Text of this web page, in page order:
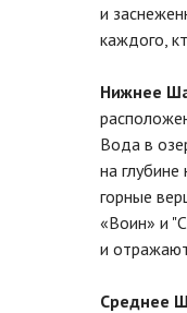
и
каждого,
Нижнее
Вода в
на
горные
«Воин» и
и
Среднее